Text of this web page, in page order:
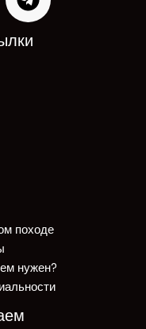
походе
нужен?